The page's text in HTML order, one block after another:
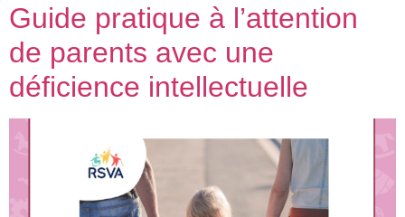
Guide pratique à l’attention
de parents avec une
déficience intellectuelle